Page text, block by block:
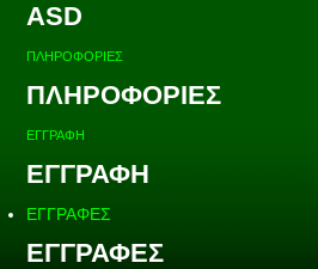
ASD
ΠΛΗΡΟΦΟΡΙΕΣ
ΠΛΗΡΟΦΟΡΙΕΣ
ΕΓΓΡΑΦΗ
ΕΓΓΡΑΦΗ
ΕΓΓΡΑΦΕΣ
ΕΓΓΡΑΦΕΣ